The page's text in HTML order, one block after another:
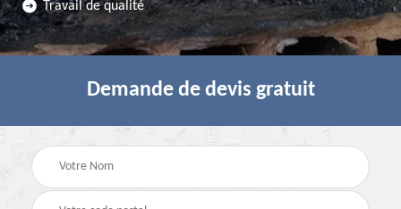
Travail de qualité
Demande de devis gratuit